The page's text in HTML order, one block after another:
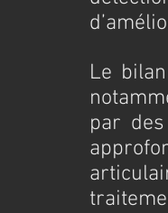
Le
par